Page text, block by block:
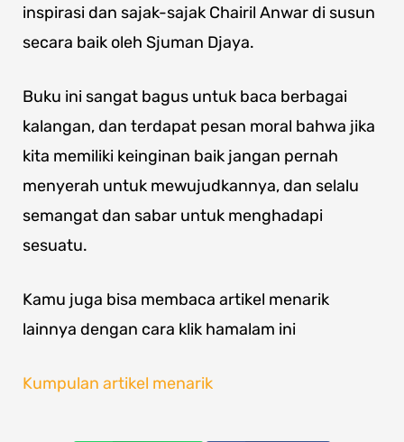
inspirasi dan sajak-sajak Chairil Anwar di susun
secara baik oleh Sjuman Djaya.
Buku ini sangat bagus untuk baca berbagai
kalangan, dan terdapat pesan moral bahwa jika
kita memiliki keinginan baik jangan pernah
menyerah untuk mewujudkannya, dan selalu
semangat dan sabar untuk menghadapi
sesuatu.
Kamu juga bisa membaca artikel menarik
lainnya dengan cara klik hamalam ini
Kumpulan artikel menarik